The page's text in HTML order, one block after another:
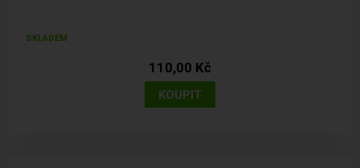
SKLADEM
110,00 Kč